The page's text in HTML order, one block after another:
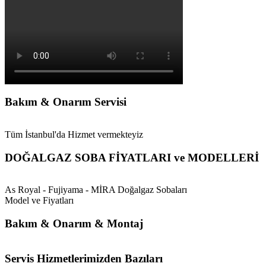
Bakım & Onarım Servisi
Tüm İstanbul'da Hizmet vermekteyiz
DOĞALGAZ SOBA FİYATLARI ve MODELLERİ
As Royal - Fujiyama - MİRA Doğalgaz Sobaları
Model ve Fiyatları
Bakım & Onarım & Montaj
Servis Hizmetlerimizden Bazıları